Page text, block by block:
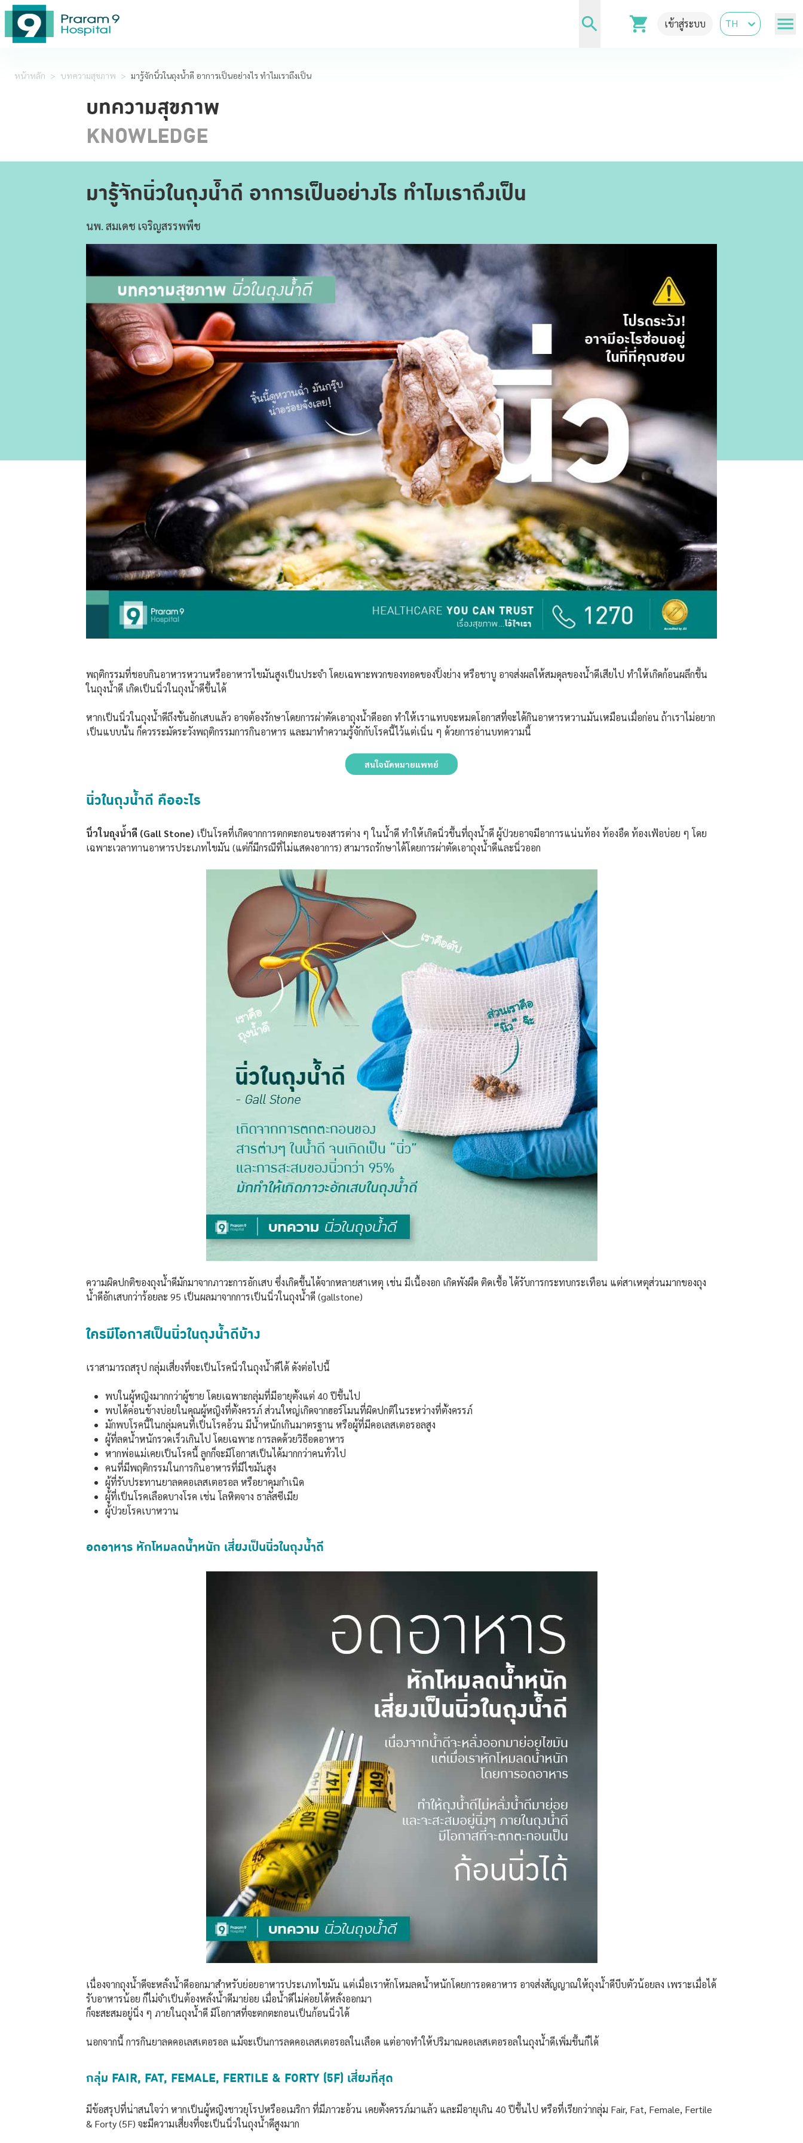
เข้าสู่ระบบ TH
หน้าหลัก > บทความสุขภาพ > มารู้จักนิ่วในถุงน้ำดี อาการเป็นอย่างไร ทำไมเราถึงเป็น
บทความสุขภาพ
KNOWLEDGE
มารู้จักนิ่วในถุงน้ำดี อาการเป็นอย่างไร ทำไมเราถึงเป็น
นพ. สมเดช เจริญสรรพพืช
พฤติกรรมที่ชอบกินอาหารหวานหรืออาหารไขมันสูงเป็นประจำ โดยเฉพาะพวกของทอดของปิ้งย่าง หรือชาบู อาจส่งผลให้สมดุลของน้ำดีเสียไป ทำให้เกิดก้อนผลึกขึ้น
ในถุงน้ำดี เกิดเป็นนิ่วในถุงน้ำดีขึ้นได้
หากเป็นนิ่วในถุงน้ำดีถึงขั้นอักเสบแล้ว อาจต้องรักษาโดยการผ่าตัดเอาถุงน้ำดีออก ทำให้เราแทบจะหมดโอกาสที่จะได้กินอาหารหวานมันเหมือนเมื่อก่อน ถ้าเราไม่อยาก
เป็นแบบนั้น ก็ควรระมัดระวังพฤติกรรมการกินอาหาร และมาทำความรู้จักกับโรคนี้ไว้แต่เนิ่น ๆ ด้วยการอ่านบทความนี้
สนใจนัดหมายแพทย์
นิ่วในถุงน้ำดี คืออะไร
นิ่วในถุงน้ำดี (Gall Stone) เป็นโรคที่เกิดจากการตกตะกอนของสารต่าง ๆ ในน้ำดี ทำให้เกิดนิ่วขึ้นที่ถุงน้ำดี ผู้ป่วยอาจมีอาการแน่นท้อง ท้องอืด ท้องเฟ้อบ่อย ๆ โดย
เฉพาะเวลาทานอาหารประเภทไขมัน (แต่ก็มีกรณีที่ไม่แสดงอาการ) สามารถรักษาได้โดยการผ่าตัดเอาถุงน้ำดีและนิ่วออก
ความผิดปกติของถุงน้ำดีมักมาจากภาวะการอักเสบ ซึ่งเกิดขึ้นได้จากหลายสาเหตุ เช่น มีเนื้องอก เกิดพังผืด ติดเชื้อ ได้รับการกระทบกระเทือน แต่สาเหตุส่วนมากของถุง
น้ำดีอักเสบกว่าร้อยละ 95 เป็นผลมาจากการเป็นนิ่วในถุงน้ำดี (gallstone)
ใครมีโอกาสเป็นนิ่วในถุงน้ำดีบ้าง
เราสามารถสรุป กลุ่มเสี่ยงที่จะเป็นโรคนิ่วในถุงน้ำดีได้ ดังต่อไปนี้
พบในผู้หญิงมากกว่าผู้ชาย โดยเฉพาะกลุ่มที่มีอายุตั้งแต่ 40 ปีขึ้นไป
พบได้ค่อนข้างบ่อยในคุณผู้หญิงที่ตั้งครรภ์ ส่วนใหญ่เกิดจากฮอร์โมนที่ผิดปกติในระหว่างที่ตั้งครรภ์
มักพบโรคนี้ในกลุ่มคนที่เป็นโรคอ้วน มีน้ำหนักเกินมาตรฐาน หรือผู้ที่มีคอเลสเตอรอลสูง
ผู้ที่ลดน้ำหนักรวดเร็วเกินไป โดยเฉพาะ การลดด้วยวิธีอดอาหาร
หากพ่อแม่เคยเป็นโรคนี้ ลูกก็จะมีโอกาสเป็นได้มากกว่าคนทั่วไป
คนที่มีพฤติกรรมในการกินอาหารที่มีไขมันสูง
ผู้ที่รับประทานยาลดคอเลสเตอรอล หรือยาคุมกำเนิด
ผู้ที่เป็นโรคเลือดบางโรค เช่น โลหิตจาง ธาลัสซีเมีย
ผู้ป่วยโรคเบาหวาน
อดอาหาร หักโหมลดน้ำหนัก เสี่ยงเป็นนิ่วในถุงน้ำดี
เนื่องจากถุงน้ำดีจะหลั่งน้ำดีออกมาสำหรับย่อยอาหารประเภทไขมัน แต่เมื่อเราหักโหมลดน้ำหนักโดยการอดอาหาร อาจส่งสัญญาณให้ถุงน้ำดีบีบตัวน้อยลง เพราะเมื่อได้
รับอาหารน้อย ก็ไม่จำเป็นต้องหลั่งน้ำดีมาย่อย เมื่อน้ำดีไม่ค่อยได้หลั่งออกมา
ก็จะสะสมอยู่นิ่ง ๆ ภายในถุงน้ำดี มีโอกาสที่จะตกตะกอนเป็นก้อนนิ่วได้
นอกจากนี้ การกินยาลดคอเลสเตอรอล แม้จะเป็นการลดคอเลสเตอรอลในเลือด แต่อาจทำให้ปริมาณคอเลสเตอรอลในถุงน้ำดีเพิ่มขึ้นก็ได้
กลุ่ม FAIR, FAT, FEMALE, FERTILE & FORTY (5F) เสี่ยงที่สุด
มีข้อสรุปที่น่าสนใจว่า หากเป็นผู้หญิงชาวยุโรปหรืออเมริกา ที่มีภาวะอ้วน เคยตั้งครรภ์มาแล้ว และมีอายุเกิน 40 ปีขึ้นไป หรือที่เรียกว่ากลุ่ม Fair, Fat, Female, Fertile
& Forty (5F) จะมีความเสี่ยงที่จะเป็นนิ่วในถุงน้ำดีสูงมาก